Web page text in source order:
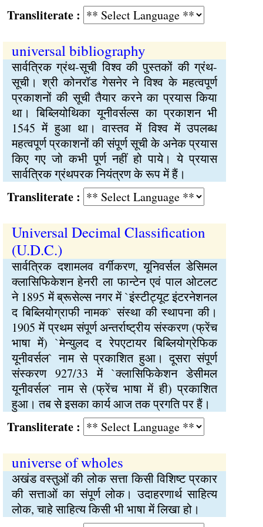
:
universal bibliography
सार्वत्रिक ग्रंथ-सूची विश्व की पुस्तकों की ग्रंथ-
सूची। श्री कोनरॉड गेसनेर ने विश्व के महत्वपूर्ण
प्रकाशनों की सूची तैयार करने का प्रयास किया
था। बिब्लियोथिका यूनीवर्सल्स का प्रकाशन भी
1545 में हुआ था। वास्तव में विश्व में उपलब्ध
महत्वपूर्ण प्रकाशनों की संपूर्ण सूची के अनेक प्रयास
किए गए जो कभी पूर्ण नहीं हो पाये। ये प्रयास
सार्वत्रिक ग्रंथपरक नियंत्रण के रूप में हैं।
:
Universal Decimal Classification
(U.D.C.)
सार्वत्रिक दशामलव वर्गीकरण, यूनिवर्सल डेसिमल
क्लासिफिकेशन हेनरी ला फान्टेन एवं पाल ओटलट
ने 1895 में ब्रूसेल्स नगर में `इंस्टीट्यूट इंटरनेशनल
द बिब्लियोग्राफी नामक` संस्था की स्थापना की।
1905 में प्रथम संपूर्ण अन्तर्राष्ट्रीय संस्करण (फ्रेंच
भाषा में) `मेन्युलद द रेपएटायर बिब्लियोग्रेफिक
यूनीवर्सल` नाम से प्रकाशित हुआ। दूसरा संपूर्ण
संस्करण 927/33 में `क्लासिफिकेशन डेसीमल
यूनीवर्सल` नाम से (फ्रेंच भाषा में ही) प्रकाशित
हुआ। तब से इसका कार्य आज तक प्रगति पर हैं।
:
universe of wholes
अखंड वस्तुओं की लोक सत्ता किसी विशिष्ट प्रकार
की सत्ताओं का संपूर्ण लोक। उदाहरणार्थ साहित्य
लोक, चाहे साहित्य किसी भी भाषा में लिखा हो।